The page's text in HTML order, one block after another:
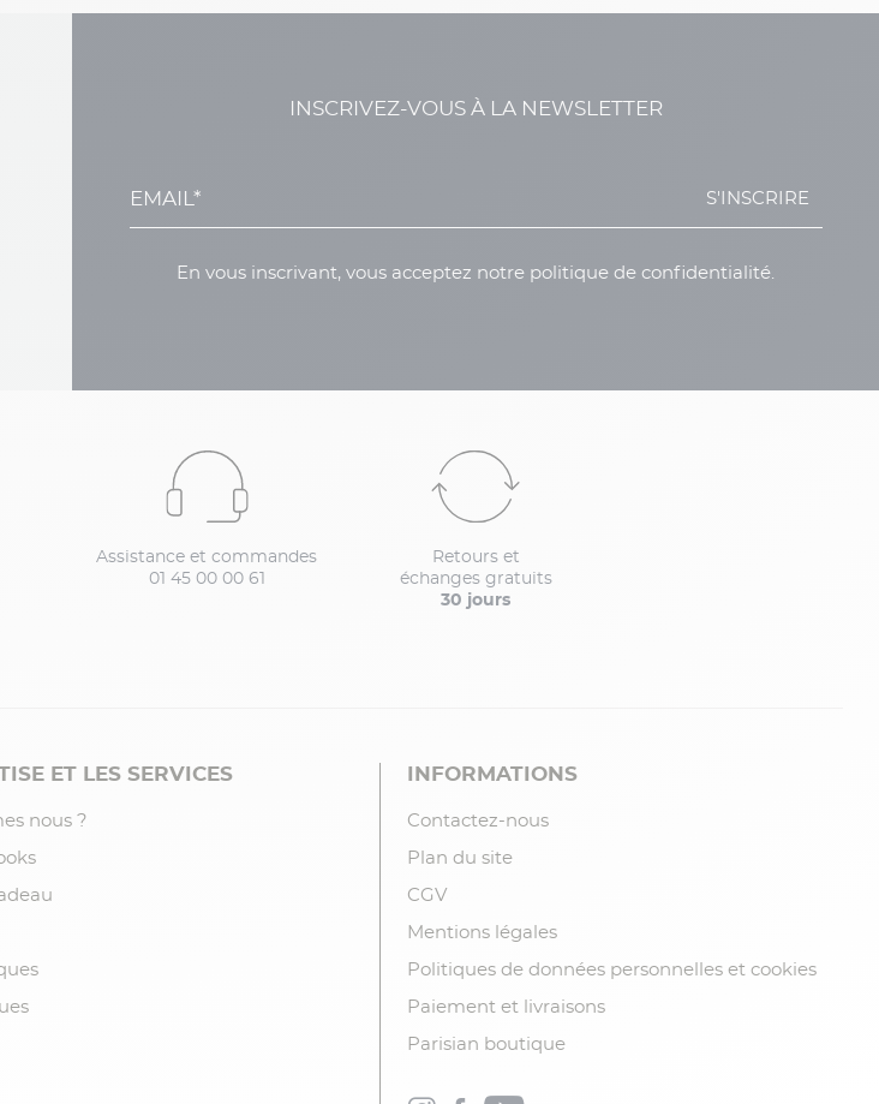
INSCRIVEZ-VOUS À LA NEWSLETTER
S'INSCRIRE
En vous inscrivant, vous acceptez notre politique de confidentialité.
Assistance et commandes
01 45 00 00 61
Retours et
échanges gratuits
30 jours
ET LES SERVICES
nous ?
INFORMATIONS
Contactez-nous
Plan du site
CGV
Mentions légales
Politiques de données personnelles et cookies
Paiement et livraisons
Parisian boutique